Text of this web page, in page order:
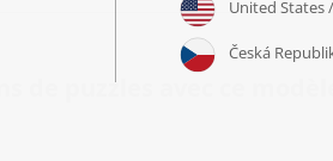
de puzzles avec ce modèle